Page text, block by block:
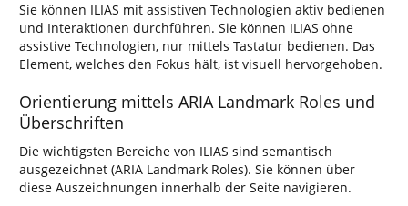
Sie können ILIAS mit assistiven Technologien aktiv bedienen
und Interaktionen durchführen. Sie können ILIAS ohne
assistive Technologien, nur mittels Tastatur bedienen. Das
Element, welches den Fokus hält, ist visuell hervorgehoben.
Orientierung mittels ARIA Landmark Roles und
Überschriften
Die wichtigsten Bereiche von ILIAS sind semantisch
ausgezeichnet (ARIA Landmark Roles). Sie können über
diese Auszeichnungen innerhalb der Seite navigieren.